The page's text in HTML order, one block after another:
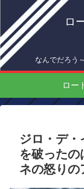
ロ
なんでだろう
ロー
ジロ・デ
を破った
ネの怒りの